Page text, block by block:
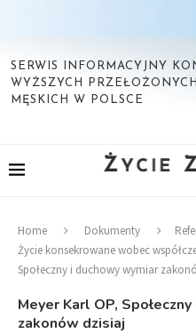
SERWIS INFORMACYJNY
WYŻSZYCH
MĘSKICH W POLSCE
Home Dokumenty
Życie konsekrowane wobec
Społeczny i duchowy wymiar
Meyer Karl OP,
zakonów dzisiaj